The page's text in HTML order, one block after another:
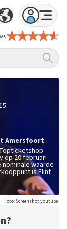
Amersfoort
op 20 februari
nominale waarde
is Flint
Foto: Screenshot youtube